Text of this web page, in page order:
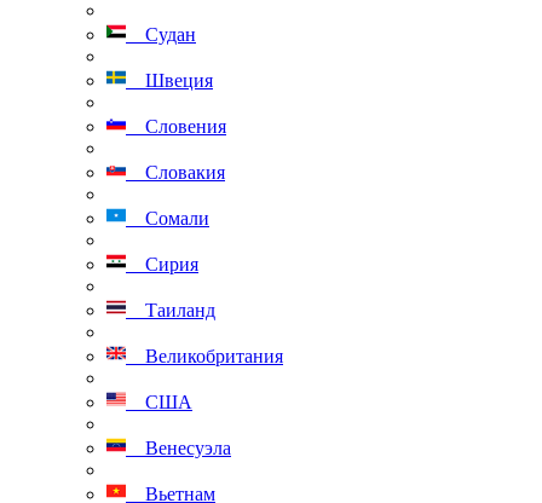
Судан
Швеция
Словения
Словакия
Сомали
Сирия
Таиланд
Великобритания
США
Венесуэла
Вьетнам